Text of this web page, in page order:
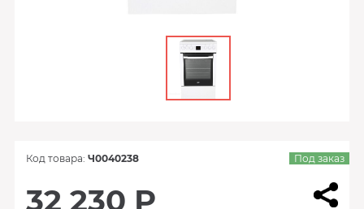
Код товара: Ч0040238 Под заказ
32 230 Р